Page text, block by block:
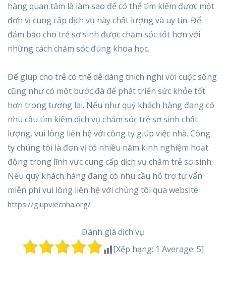
hàng quan tâm là làm sao để có thể tìm kiếm được một
đơn vị cung cấp dịch vụ này chất lượng và uy tín. Để
đảm bảo cho trẻ sơ sinh được chăm sóc tốt hơn với
những cách chăm sóc đúng khoa học.
Để giúp cho trẻ có thể dễ dàng thích nghi với cuộc sống
cũng như có một bước đà để phát triển sức khỏe tốt
hơn trong tương lai. Nếu như quý khách hàng đang có
nhu cầu tìm kiếm dịch vụ chăm sóc trẻ sơ sinh chất
lượng, vui lòng liên hệ với công ty giúp việc nhà. Công
ty chúng tôi là đơn vị có nhiều năm kinh nghiệm hoạt
động trong lĩnh vực cung cấp dịch vụ chăm trẻ sơ sinh.
Nếu quý khách hàng đang có nhu cầu hỗ trợ tư vấn
miễn phí vui lòng liên hệ với chúng tôi qua website
https://giupviecnha.org/
Đánh giá dịch vụ
[Xếp hạng: 1 Average: 5]